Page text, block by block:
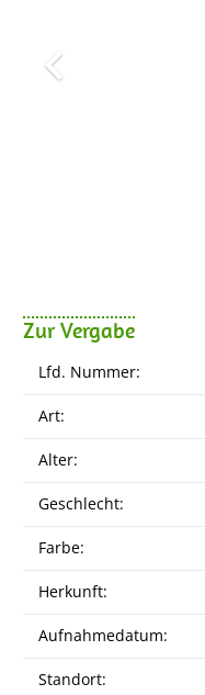
Zur Vergabe
Lfd. Nummer:
Art:
Alter:
Geschlecht:
Farbe:
Herkunft:
Aufnahmedatum:
Standort: